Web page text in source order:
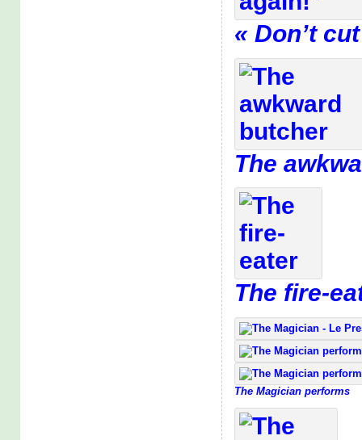
« Don’t
The
The fire-
The Magician performs